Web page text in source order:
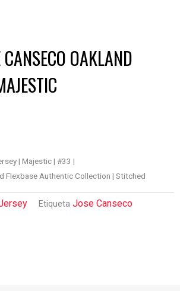
CANSECO OAKLAND
| Majestic | #33 |
Flexbase Authentic Collection | Stitched
Etiqueta Jose Canseco